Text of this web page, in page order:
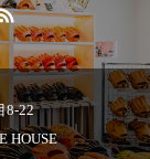
8-22
HOUSE